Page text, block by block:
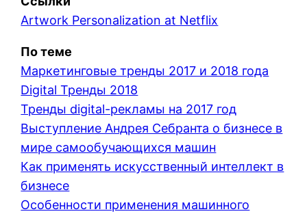
Artwork Personalization at Netflix
По теме
Маркетинговые тренды 2017 и 2018 года
Digital Тренды 2018
Тренды digital-рекламы на 2017 год
Выступление Андрея Себранта о бизнесе в
мире самообучающихся машин
Как применять искусственный интеллект в
бизнесе
Особенности применения машинного